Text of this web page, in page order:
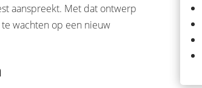
aanspreekt. Met dat ontwerp
wachten op een nieuw